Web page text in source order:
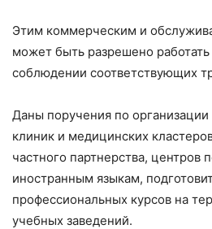
Этим коммерческим и
может быть разрешено работать
соблюдении соответствующих
Даны поручения по
клиник и медицинских
частного партнерства, центров
иностранным языкам,
профессиональных курсов на
учебных заведений.